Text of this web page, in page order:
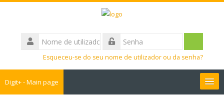
conteúdo
Nome
de
utilizador
Entrar
Esqueceu-se do seu nome de utilizador ou da senha?
Digit+ - Main page